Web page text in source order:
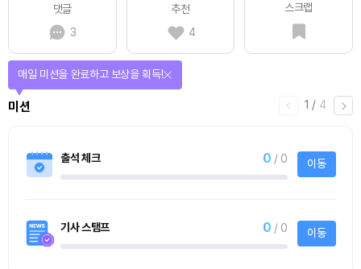
댓글
3
추천
4
스크랩
1 / 4
미션
매일 미션을 완료하고 보상을 획득!
출석 체크 0 / 0 이동
기사 스탬프 0 / 0 이동